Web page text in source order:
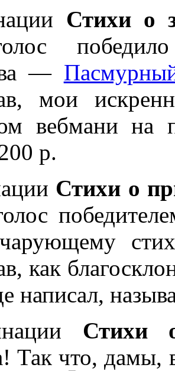
Стихи о
победило
—
мои
вебмани на
р.
Стихи о
как
написал,
Стихи
Так что, дамы,